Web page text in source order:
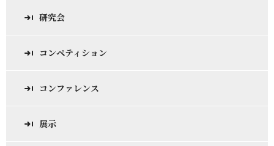
研究会
コンペティション
コンファレンス
展示